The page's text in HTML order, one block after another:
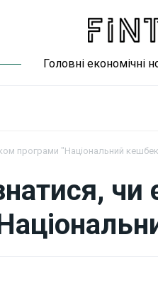
Головні економічні
програми "Національний
чи